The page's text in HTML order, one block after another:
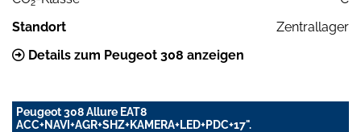
Standort
Zentrallager
Details zum Peugeot 308 anzeigen
Peugeot 308 Allure EAT8
ACC+NAVI+AGR+SHZ+KAMERA+LED+PDC+17".